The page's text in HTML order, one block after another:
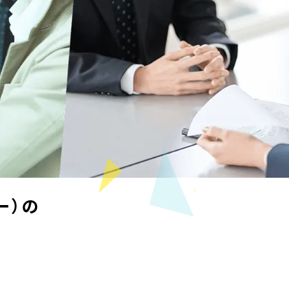
フィス人材
ター研修
ーハラスメ
）研修
美容・コスメ業界専門
ビューティコンサルティ
ング
コールセンターの
オムニチャネル化
コールセンターでの
在宅勤務導入・体制整備
24時間365日対応の
の